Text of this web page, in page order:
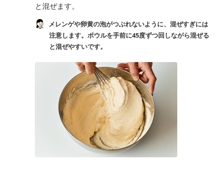
と混ぜます。
メレンゲや卵黄の泡がつぶれないように、混ぜすぎには
注意します。ボウルを手前に45度ずつ回しながら混ぜる
と混ぜやすいです。